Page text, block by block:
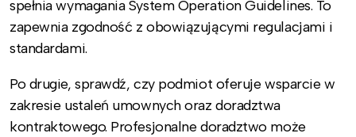
spełnia wymagania System Operation Guidelines. To
zapewnia zgodność z obowiązującymi regulacjami i
standardami.
Po drugie, sprawdź, czy podmiot oferuje wsparcie w
zakresie ustaleń umownych oraz doradztwa
kontraktowego. Profesjonalne doradztwo może